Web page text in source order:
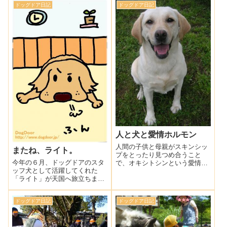
リのすぐ横には大通りがあるの
で、車に引かれない・・・
職員さんに、「え？自分で交換
するんですか？」「え？どうや
って外すんですか？」「え？車
屋さんがやってく・・・
ドッグドア日記
またね、ライト。
今年の６月、ドッグドアのスタ
ッフ犬として活躍してくれた
「ライト」が天国へ旅立ちまし
ドックを受けさせてもらってい
たライト。突然旅立つなんて
「何で？」「何で？」「何
で？」一番そう感じたのは、他
ドッグドア日記
人と犬と愛情ホルモン
人間の子供と母親がスキンシッ
プをとったり見つめ合うこと
で、オキシトシンという愛情ホ
と、麻布大学の研究チームが発
表したそうです。この研究結果
は、近々アメリカの・・・
ドッグドア日記 ドッグドア日記